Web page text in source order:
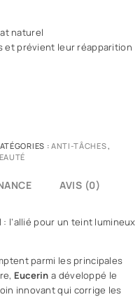
naturel
et prévient leur réapparition
:ANTI-TÂCHES,
AVIS (0)
: l’allié pour un teint lumineux
parmi les principales
Eucerin a développé le
innovant qui corrige les